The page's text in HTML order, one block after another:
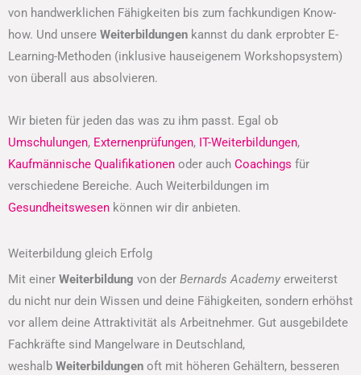
von handwerklichen Fähigkeiten bis zum fachkundigen Know-
how. Und unsere Weiterbildungen kannst du dank erprobter E-
Learning-Methoden (inklusive hauseigenem Workshopsystem)
von überall aus absolvieren.
Wir bieten für jeden das was zu ihm passt. Egal ob
Umschulungen, Externenprüfungen, IT-Weiterbildungen,
Kaufmännische Qualifikationen oder auch Coachings für
verschiedene Bereiche. Auch Weiterbildungen im
Gesundheitswesen können wir dir anbieten.
Weiterbildung gleich Erfolg
Mit einer Weiterbildung von der Bernards Academy erweiterst
du nicht nur dein Wissen und deine Fähigkeiten, sondern erhöhst
vor allem deine Attraktivität als Arbeitnehmer. Gut ausgebildete
Fachkräfte sind Mangelware in Deutschland,
weshalb Weiterbildungen oft mit höheren Gehältern, besseren